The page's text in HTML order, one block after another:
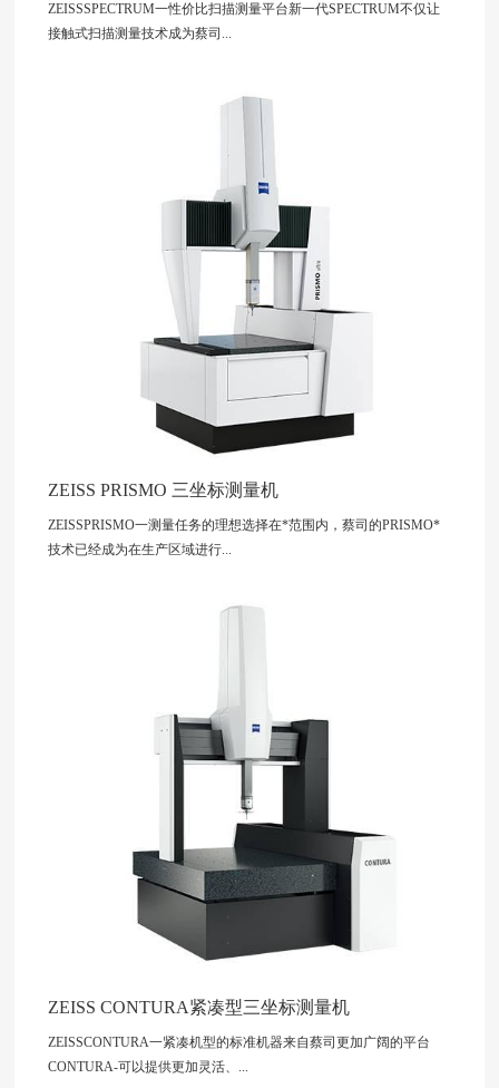
ZEISSSPECTRUM一性价比扫描测量平台新一代SPECTRUM不仅让
接触式扫描测量技术成为蔡司...
ZEISS PRISMO 三坐标测量机
ZEISSPRISMO一测量任务的理想选择在*范围内，蔡司的PRISMO*
技术已经成为在生产区域进行...
ZEISS CONTURA紧凑型三坐标测量机
ZEISSCONTURA一紧凑机型的标准机器来自蔡司更加广阔的平台
CONTURA-可以提供更加灵活、...